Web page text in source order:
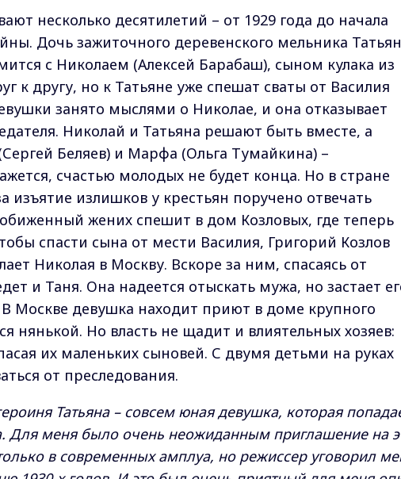
несколько десятилетий – от 1929 года до начала
Дочь зажиточного деревенского мельника
с Николаем (Алексей Барабаш), сыном кулака из
к другу, но к Татьяне уже спешат сваты от Василия
занято мыслями о Николае, и она отказывает
Николай и Татьяна решают быть вместе, а
Беляев) и Марфа (Ольга Тумайкина) –
счастью молодых не будет конца. Но в стране
изъятие излишков у крестьян поручено отвечать
жених спешит в дом Козловых, где теперь
спасти сына от мести Василия, Григорий Козлов
Николая в Москву. Вскоре за ним, спасаясь от
и Таня. Она надеется отыскать мужа, но застает
Москве девушка находит приют в доме крупного
нянькой. Но власть не щадит и влиятельных хозяев:
их маленьких сыновей. С двумя детьми на руках
от преследования.
Татьяна – совсем юная девушка, которая
Для меня было очень неожиданным приглашение на
в современных амплуа, но режиссер уговорил